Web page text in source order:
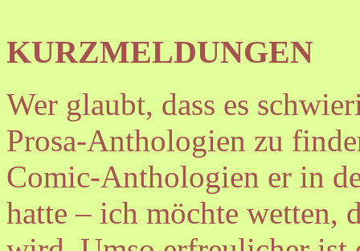
KURZMELDUNGEN
Wer glaubt, dass es
Prosa-Anthologien zu
Comic-Anthologien er in
hatte – ich möchte wetten,